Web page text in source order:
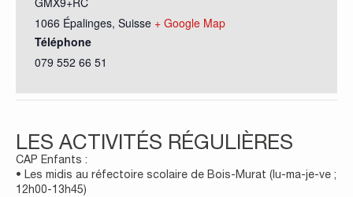
1066 Épalinges, Suisse + Google Map
Téléphone
079 552 66 51
LES ACTIVITÉS RÉGULIÈRES
CAP Enfants :
• Les midis au réfectoire scolaire de Bois-Murat (lu-ma-je-ve ;
12h00-13h45)